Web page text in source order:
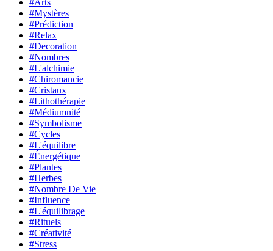
#Arts
#Mystères
#Prédiction
#Relax
#Decoration
#Nombres
#L'alchimie
#Chiromancie
#Cristaux
#Lithothérapie
#Médiumnité
#Symbolisme
#Cycles
#L'équilibre
#Énergétique
#Plantes
#Herbes
#Nombre De Vie
#Influence
#L'équilibrage
#Rituels
#Créativité
#Stress